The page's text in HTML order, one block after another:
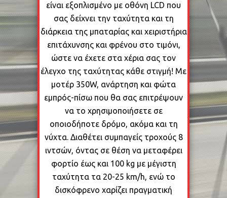
είναι εξοπλισμένο με οθόνη LCD που
σας δείχνει την ταχύτητα και τη
διάρκεια της μπαταρίας και χειριστήρια
επιτάχυνσης και φρένου στο τιμόνι,
ώστε να έχετε στα χέρια σας τον
έλεγχο της ταχύτητας κάθε στιγμή! Με
μοτέρ 350W, ανάρτηση και φώτα
εμπρός-πίσω που θα σας επιτρέψουν
να το χρησιμοποιήσετε σε
οποιοδήποτε δρόμο, ακόμα και τη
νύχτα. Διαθέτει συμπαγείς τροχούς 8
ιντσών, όντας σε θέση να μεταφέρει
φορτίο έως και 100 kg με μέγιστη
ταχύτητα τα 20-25 km/h, ενώ το
δισκόφρενο χαρίζει πραγματική